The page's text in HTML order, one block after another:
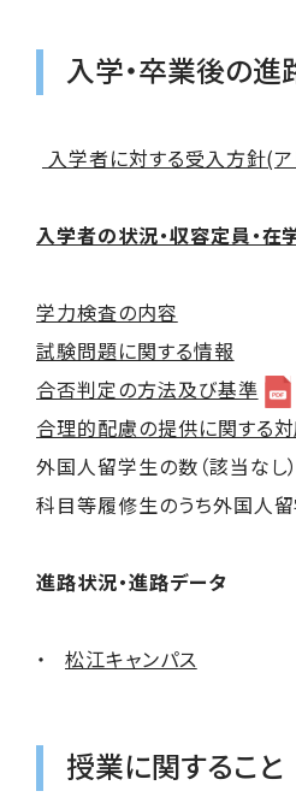
入学・卒業後の進
入学者に対する受入方針(ア
入学者の状況・収容定員・在
学力検査の内容
試験問題に関する情報
合否判定の方法及び基準
合理的配慮の提供に関する
外国人留学生の数（該当なし）
科目等履修生のうち外国人留
進路状況・進路データ
松江キャンパス
授業に関すること